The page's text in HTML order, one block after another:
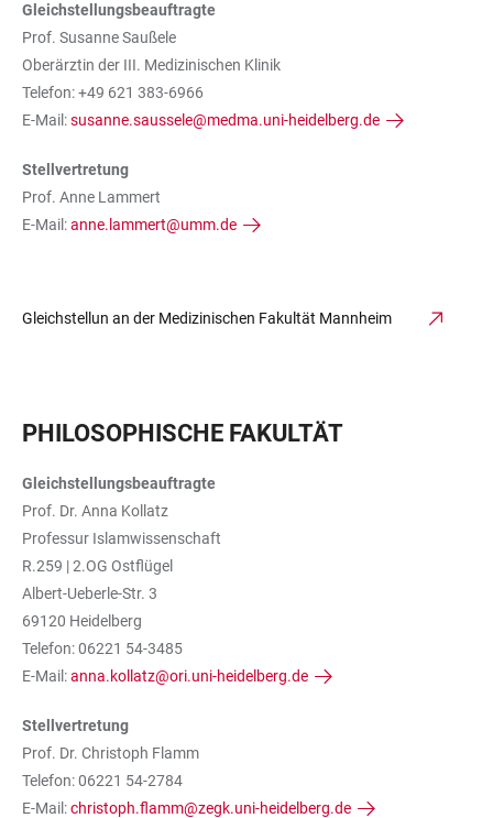
Gleichstellungsbeauftragte
Prof. Susanne Saußele
Oberärztin der III. Medizinischen Klinik
Telefon: +49 621 383-6966
E-Mail:susanne.saussele@medma.uni-heidelberg.de
Stellvertretung
Prof. Anne Lammert
E-Mail:anne.lammert@umm.de
Gleichstellun an der Medizinischen Fakultät Mannheim
PHILOSOPHISCHE FAKULTÄT
Gleichstellungsbeauftragte
Prof. Dr. Anna Kollatz
Professur Islamwissenschaft
R.259 | 2.OG Ostflügel
Albert-Ueberle-Str. 3
69120 Heidelberg
Telefon: 06221 54-3485
E-Mail:anna.kollatz@ori.uni-heidelberg.de
Stellvertretung
Prof. Dr. Christoph Flamm
Telefon: 06221 54-2784
E-Mail:christoph.flamm@zegk.uni-heidelberg.de